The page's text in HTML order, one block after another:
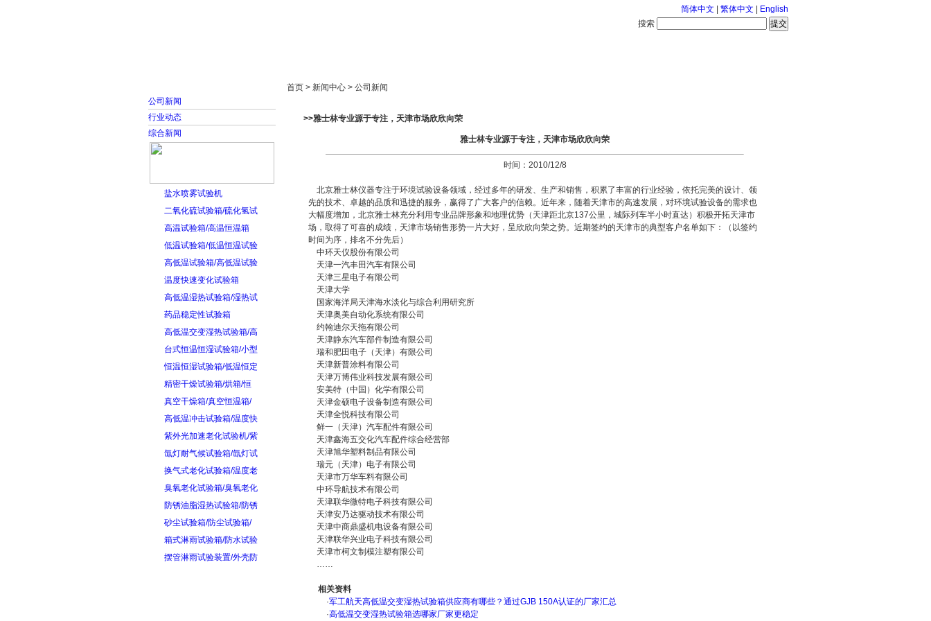
简体中文 繁体中文
English
搜索
公司新闻
行业动态
综合新闻
盐水喷雾试验机
二氧化硫试验箱/硫化氢试
高温试验箱/高温恒温箱
低温试验箱/低温恒温试验
高低温试验箱/高低温试验
温度快速变化试验箱
高低温湿热试验箱/湿热试
药品稳定性试验箱
高低温交变湿热试验箱/高
台式恒温恒湿试验箱/小型
恒温恒湿试验箱/低温恒定
精密干燥试验箱/烘箱/恒
真空干燥箱/真空恒温箱/
高低温冲击试验箱/温度快
紫外光加速老化试验机/紫
氙灯耐气候试验箱/氙灯试
换气式老化试验箱/温度老
臭氧老化试验箱/臭氧老化
防锈油脂湿热试验箱/防锈
砂尘试验箱/防尘试验箱/
箱式淋雨试验箱/防水试验
摆管淋雨试验装置/外壳防
首页 > 新闻中心 > 公司新闻
>>雅士林专业源于专注，天津市场欣欣向荣
雅士林专业源于专注，天津市场欣欣向荣
时间：2010/12/8
北京雅士林仪器专注于环境试验设备领域，经过多年的研发、生产和销售，积累了丰富的行业经验，依托完美的设计、领
先的技术、卓越的品质和迅捷的服务，赢得了广大客户的信赖。近年来，随着天津市的高速发展，对环境试验设备的需求也
大幅度增加，北京雅士林充分利用专业品牌形象和地理优势（天津距北京137公里，城际列车半小时直达）积极开拓天津市
场，取得了可喜的成绩，天津市场销售形势一片大好，呈欣欣向荣之势。近期签约的天津市的典型客户名单如下：（以签约
时间为序，排名不分先后）
中环天仪股份有限公司
天津一汽丰田汽车有限公司
天津三星电子有限公司
天津大学
国家海洋局天津海水淡化与综合利用研究所
天津奥美自动化系统有限公司
约翰迪尔天拖有限公司
天津静东汽车部件制造有限公司
瑞和肥田电子（天津）有限公司
天津新普涂料有限公司
天津万博伟业科技发展有限公司
安美特（中国）化学有限公司
天津金硕电子设备制造有限公司
天津全悦科技有限公司
鲜一（天津）汽车配件有限公司
天津鑫海五交化汽车配件综合经营部
天津旭华塑料制品有限公司
瑞元（天津）电子有限公司
天津市万华车料有限公司
中环导航技术有限公司
天津联华微特电子科技有限公司
天津安乃达驱动技术有限公司
天津中商鼎盛机电设备有限公司
天津联华兴业电子科技有限公司
天津市柯文制模注塑有限公司
……
相关资料
·军工航天高低温交变湿热试验箱供应商有哪些？通过GJB 150A认证的厂家汇总
·高低温交变湿热试验箱选哪家厂家更稳定